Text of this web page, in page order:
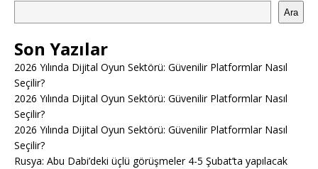
Ara
Son Yazılar
2026 Yılında Dijital Oyun Sektörü: Güvenilir Platformlar Nasıl
Seçilir?
2026 Yılında Dijital Oyun Sektörü: Güvenilir Platformlar Nasıl
Seçilir?
2026 Yılında Dijital Oyun Sektörü: Güvenilir Platformlar Nasıl
Seçilir?
Rusya: Abu Dabi’deki üçlü görüşmeler 4-5 Şubat’ta yapılacak